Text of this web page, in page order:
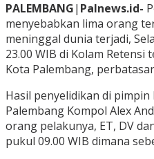
PALEMBANG| Palnews.id-
menyebabkan lima orang
meninggal dunia terjadi,
23.00 WIB di Kolam Retensi
Kota Palembang,
Hasil penyelidikan di
Palembang Kompol Alex
orang pelakunya, ET, DV
pukul 09.00 WIB dimana